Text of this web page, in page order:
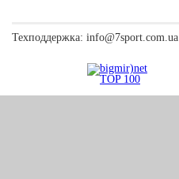
Техподдержка: info@7sport.com.ua